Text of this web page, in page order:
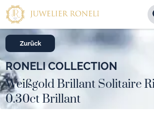
Zurück
RONELI COLLECTION
Weißgold Brillant Solitaire
0.30ct Brillant